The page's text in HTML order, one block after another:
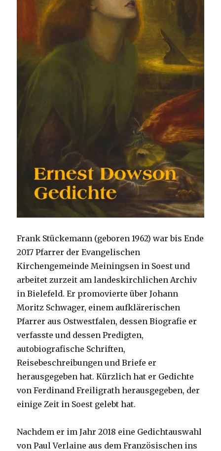
Frank Stückemann (geboren 1962) war bis Ende
2017 Pfarrer der Evangelischen
Kirchengemeinde Meiningsen in Soest und
arbeitet zurzeit am landeskirchlichen Archiv
in Bielefeld. Er promovierte über Johann
Moritz Schwager, einem aufklärerischen
Pfarrer aus Ostwestfalen, dessen Biografie er
verfasste und dessen Predigten,
autobiografische Schriften,
Reisebeschreibungen und Briefe er
herausgegeben hat. Kürzlich hat er Gedichte
von Ferdinand Freiligrath herausgegeben, der
einige Zeit in Soest gelebt hat.
Nachdem er im Jahr 2018 eine Gedichtauswahl
von Paul Verlaine aus dem Französischen ins